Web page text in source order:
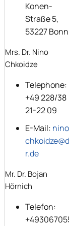
Konen-
Straße 5,
53227 Bonn
Mrs. Dr. Nino
Chkoidze
Telephone:
+49 228/38
21-22 09
E-Mail:
r.de
Mr. Dr. Bojan
Hörnich
Telefon: